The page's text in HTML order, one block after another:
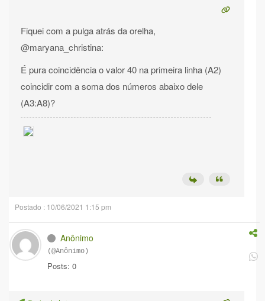
Fiquei com a pulga atrás da orelha,
@maryana_christina:
É pura coincidência o valor 40 na primeira linha (A2)
coincidir com a soma dos números abaixo dele
(A3:A8)?
Postado : 10/06/2021 1:15 pm
Anônimo
(@Anônimo)
Posts: 0